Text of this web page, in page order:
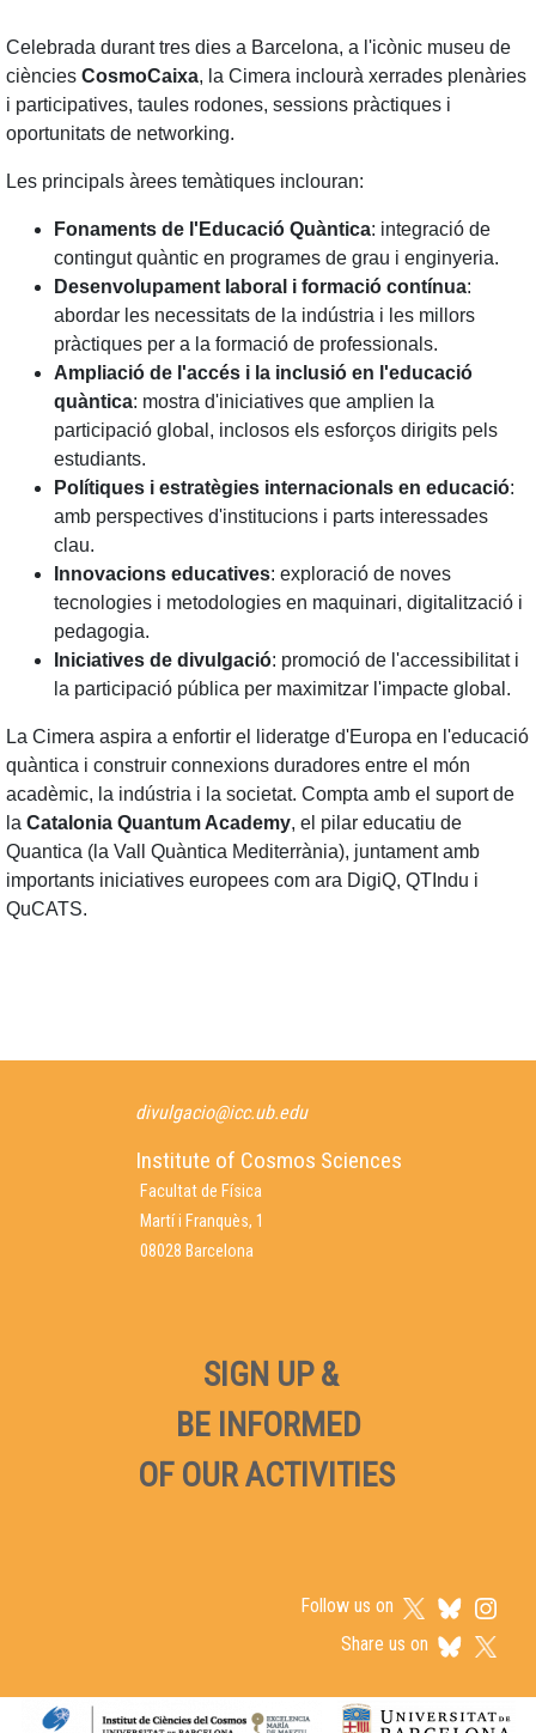
Celebrada durant tres dies a Barcelona, a l'icònic museu de
ciències CosmoCaixa, la Cimera inclourà xerrades plenàries
i participatives, taules rodones, sessions pràctiques i
oportunitats de networking.
Les principals àrees temàtiques inclouran:
Fonaments de l'Educació Quàntica: integració de
contingut quàntic en programes de grau i enginyeria.
Desenvolupament laboral i formació contínua:
abordar les necessitats de la indústria i les millors
pràctiques per a la formació de professionals.
Ampliació de l'accés i la inclusió en l'educació
quàntica: mostra d'iniciatives que amplien la
participació global, inclosos els esforços dirigits pels
estudiants.
Polítiques i estratègies internacionals en educació:
amb perspectives d'institucions i parts interessades
clau.
Innovacions educatives: exploració de noves
tecnologies i metodologies en maquinari, digitalització i
pedagogia.
Iniciatives de divulgació: promoció de l'accessibilitat i
la participació pública per maximitzar l'impacte global.
La Cimera aspira a enfortir el lideratge d'Europa en l'educació
quàntica i construir connexions duradores entre el món
acadèmic, la indústria i la societat. Compta amb el suport de
la Catalonia Quantum Academy, el pilar educatiu de
Quantica (la Vall Quàntica Mediterrània), juntament amb
importants iniciatives europees com ara DigiQ, QTIndu i
QuCATS.
divulgacio@icc.ub.edu
Institute of Cosmos Sciences
Facultat de Física
Martí i Franquès, 1
08028 Barcelona
SIGN UP &
BE INFORMED
OF OUR ACTIVITIES
Follow us on
Share us on
Logos footer